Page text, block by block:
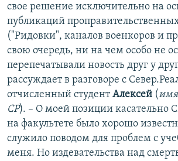
свое решение исключительно на
публикаций
("Ридовки", каналов военкоров и
свою очередь, ни на чем особо не
перепечатывали новость друг у
рассуждает в разговоре с
отчисленный студентАлексей (
СР). – О моей позиции касательно
на факультете было хорошо
служило поводом для проблем с
меня. Но издевательства над